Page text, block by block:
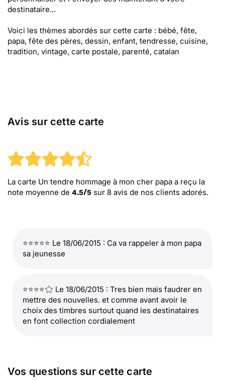
destinataire...
Voici les thèmes abordés sur cette carte : bébé, fête,
papa, fête des pères, dessin, enfant, tendresse, cuisine,
tradition, vintage, carte postale, parenté, catalan
Avis sur cette carte
La carte Un tendre hommage à mon cher papa a reçu la
note moyenne de 4.5/5 sur 8 avis de nos clients adorés.
⭐⭐⭐⭐⭐ Le 18/06/2015 : Ca va rappeler à mon papa
sa jeunesse
⭐⭐⭐⭐
Le 18/06/2015 : Tres bien mais faudrer en
mettre des nouvelles. et comme avant avoir le
choix des timbres surtout quand les destinataires
en font collection cordialement
Vos questions sur cette carte